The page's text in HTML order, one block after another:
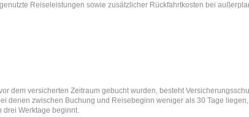
Reiseleistungen sowie zusätzlicher Rückfahrtkosten bei
dem versicherten Zeitraum gebucht wurden, besteht
zwischen Buchung und Reisebeginn weniger als 30 Tage
drei Werktage beginnt.